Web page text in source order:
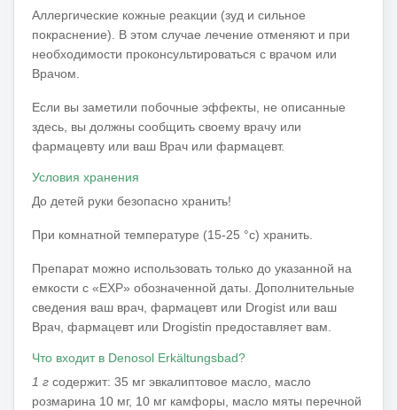
Аллергические кожные реакции (зуд и сильное
покраснение). В этом случае лечение отменяют и при
необходимости проконсультироваться с врачом или
Врачом.
Если вы заметили побочные эффекты, не описанные
здесь, вы должны сообщить своему врачу или
фармацевту или ваш Врач или фармацевт.
Условия хранения
До детей руки безопасно хранить!
При комнатной температуре (15-25 °с) хранить.
Препарат можно использовать только до указанной на
емкости с «EXP» обозначенной даты. Дополнительные
сведения ваш врач, фармацевт или Drogist или ваш
Врач, фармацевт или Drogistin предоставляет вам.
Что входит в Denosol Erkältungsbad?
1 г содержит: 35 мг эвкалиптовое масло, масло
розмарина 10 мг, 10 мг камфоры, масло мяты перечной